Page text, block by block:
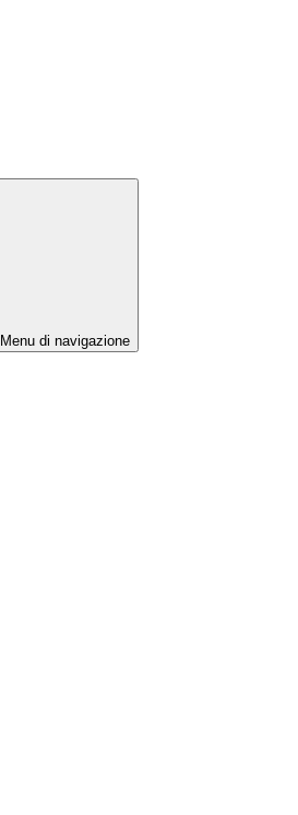
Menu di navigazione